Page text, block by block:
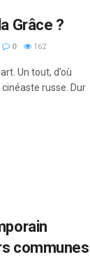
Grâce ?
0 162
Un tout, d’où
cinéaste russe. Dur
communes